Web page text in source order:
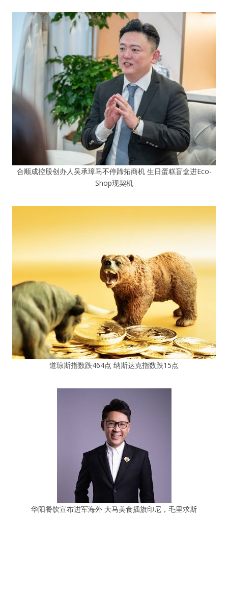
合顺成控股创办人吴承璋马不停蹄拓商机 生日蛋糕盲盒进Eco-
Shop现契机
道琼斯指数跌464点 纳斯达克指数跌15点
华阳餐饮宣布进军海外 大马美食插旗印尼，毛里求斯